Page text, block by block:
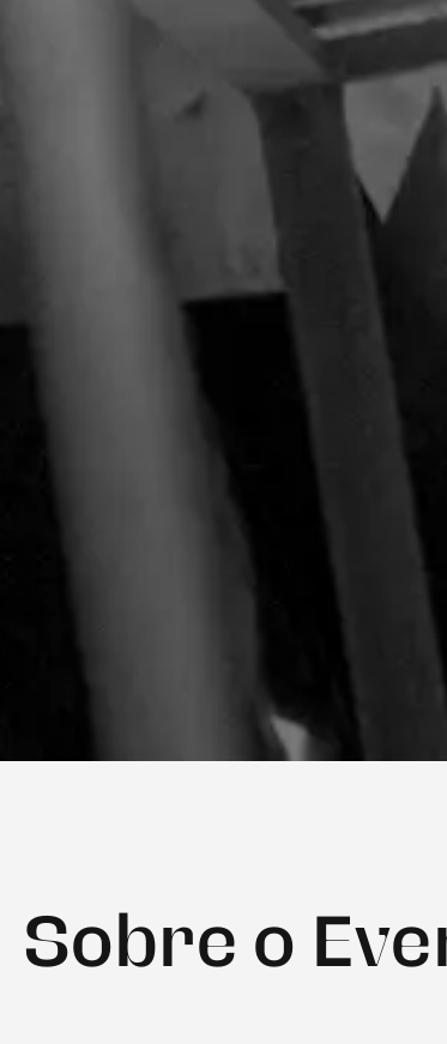
Sobre o